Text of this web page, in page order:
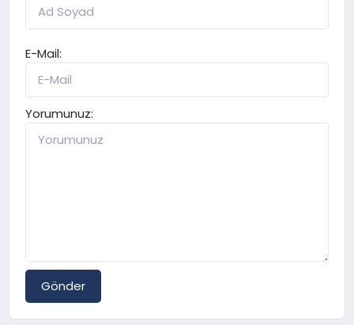
E-Mail:
Yorumunuz:
Gönder